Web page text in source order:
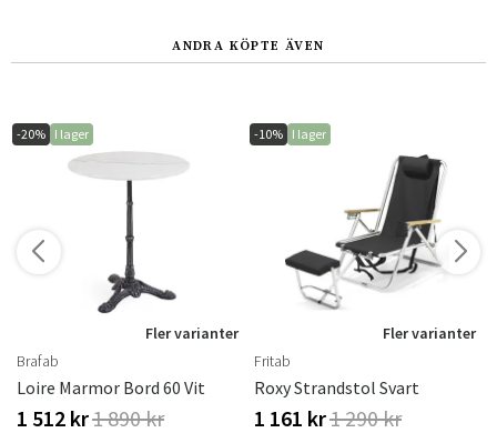
ANDRA KÖPTE ÄVEN
-20% I lager
Fler varianter
Brafab
Loire Marmor Bord 60 Vit
1 512 kr1 890 kr
-10% I lager
Fler varianter
Fritab
Roxy Strandstol Svart
1 161 kr1 290 kr